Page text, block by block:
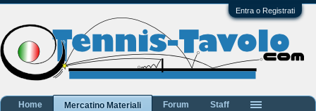
Entra o Registrati
Home Mercatino Materiali Forum Staff